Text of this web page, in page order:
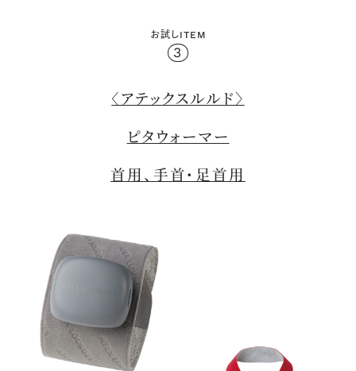
お試しITEM
3
〈アテックスルルド〉
ピタウォーマー
首用、手首・足首用